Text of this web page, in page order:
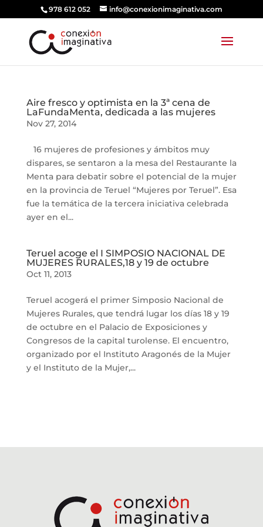
978 612 052 info@conexionimaginativa.com
Aire fresco y optimista en la 3ª cena de
LaFundaMenta, dedicada a las mujeres
Nov 27, 2014
16 mujeres de profesiones y ámbitos muy
dispares, se sentaron a la mesa del Restaurante la
Menta para debatir sobre el potencial de la mujer
en la provincia de Teruel “Mujeres por Teruel”. Esa
fue la temática de la tercera iniciativa celebrada
ayer en el...
Teruel acoge el I SIMPOSIO NACIONAL DE
MUJERES RURALES,18 y 19 de octubre
Oct 11, 2013
Teruel acogerá el primer Simposio Nacional de
Mujeres Rurales, que tendrá lugar los días 18 y 19
de octubre en el Palacio de Exposiciones y
Congresos de la capital turolense. El encuentro,
organizado por el Instituto Aragonés de la Mujer
y el Instituto de la Mujer,...